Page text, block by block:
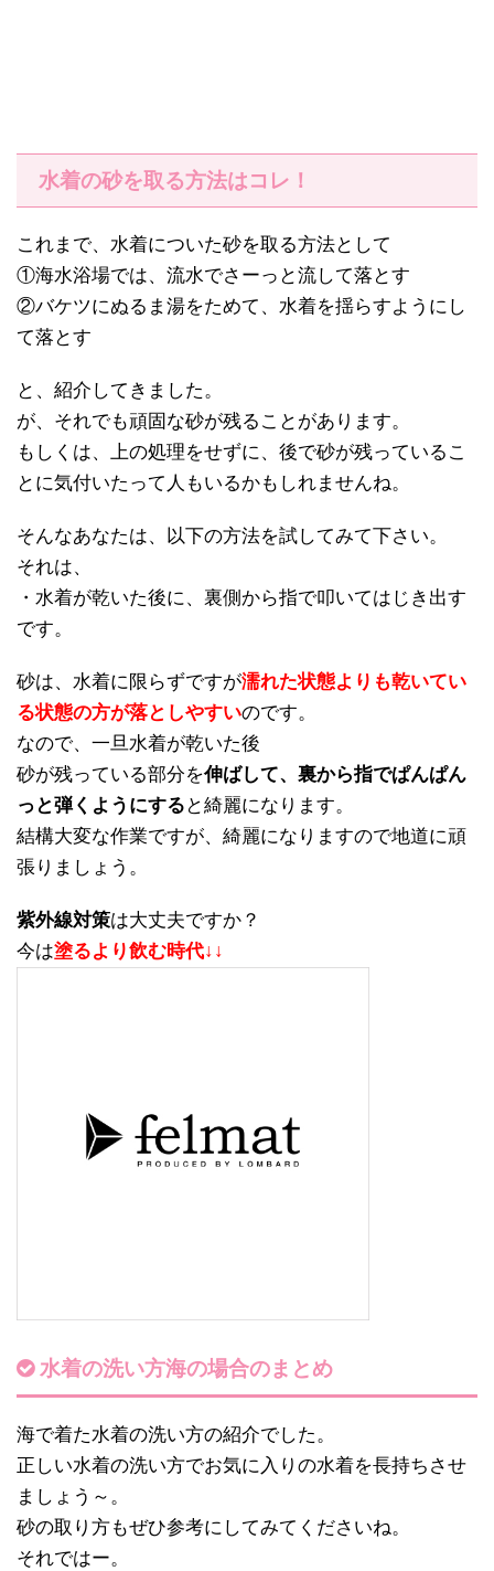
水着の砂を取る方法はコレ！
これまで、水着についた砂を取る方法として
①海水浴場では、流水でさーっと流して落とす
②バケツにぬるま湯をためて、水着を揺らすようにし
て落とす
と、紹介してきました。
が、それでも頑固な砂が残ることがあります。
もしくは、上の処理をせずに、後で砂が残っているこ
とに気付いたって人もいるかもしれませんね。
そんなあなたは、以下の方法を試してみて下さい。
それは、
・水着が乾いた後に、裏側から指で叩いてはじき出す
です。
砂は、水着に限らずですが濡れた状態よりも乾いてい
る状態の方が落としやすいのです。
なので、一旦水着が乾いた後
砂が残っている部分を伸ばして、裏から指でぱんぱん
っと弾くようにする と綺麗になります。
結構大変な作業ですが、綺麗になりますので地道に頑
張りましょう。
紫外線対策は大丈夫ですか？
今は塗るより飲む時代↓↓
水着の洗い方海の場合のまとめ
海で着た水着の洗い方の紹介でした。
正しい水着の洗い方でお気に入りの水着を長持ちさせ
ましょう～。
砂の取り方もぜひ参考にしてみてくださいね。
それではー。